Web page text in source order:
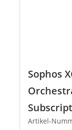
Sophos
Artikel-